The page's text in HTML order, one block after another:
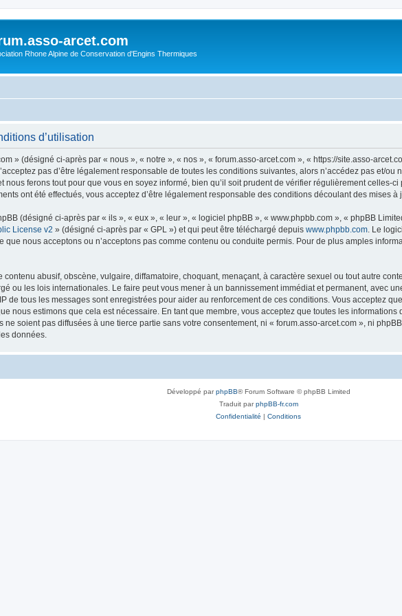
arcet.com
Rhone Alpine de Conservation d'Engins Thermiques
d’utilisation
» (désigné ci-après par « nous », « notre », « nos », « forum.asso-arcet.com », « https://site.asso-
pas d’être légalement responsable de toutes les conditions suivantes, alors n’accédez pas et/
nous ferons tout pour que vous en soyez informé, bien qu’il soit prudent de vérifier régulièrement celles-
ont été effectués, vous acceptez d’être légalement responsable des conditions découlant des mises à
(désigné ci-après par « ils », « eux », « leur », « logiciel phpBB », « www.phpbb.com », « phpBB
License v2 » (désigné ci-après par « GPL ») et qui peut être téléchargé depuis www.phpbb.com . Le
que nous acceptons ou n’acceptons pas comme contenu ou conduite permis. Pour de plus amples
contenu abusif, obscène, vulgaire, diffamatoire, choquant, menaçant, à caractère sexuel ou tout autre
ou les lois internationales. Le faire peut vous mener à un bannissement immédiat et permanent, avec
de tous les messages sont enregistrées pour aider au renforcement de ces conditions. Vous acceptez
nous estimons que cela est nécessaire. En tant que membre, vous acceptez que toutes les
soient pas diffusées à une tierce partie sans votre consentement, ni « forum.asso-arcet.com », ni
données.
Développé parphpBB® Forum Software © phpBB Limited
Traduit parphpBB-fr.com
Confidentialité | Conditions